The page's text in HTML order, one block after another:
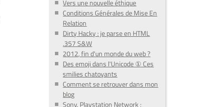
Vers une nouvelle éthique
Conditions Générales de Mise En
Relation
Dirty Hacky : je parse en HTML
.357 S&W
2012, fin d'un monde du web ?
Des emoji dans l'Unicode ① Ces
smilies chatoyants
Comment se retrouver dans mon
blog
Sony, Playstation Network :